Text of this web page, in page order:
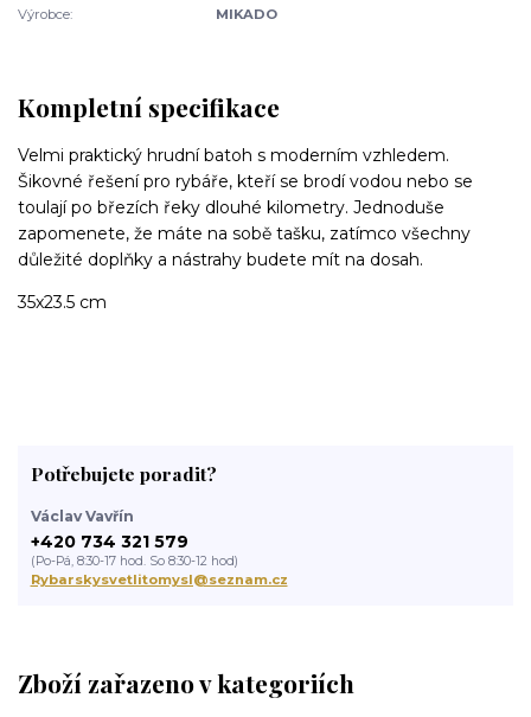
Výrobce:
MIKADO
Kompletní specifikace
Velmi praktický hrudní batoh s moderním vzhledem.
Šikovné řešení pro rybáře, kteří se brodí vodou nebo se
toulají po březích řeky dlouhé kilometry. Jednoduše
zapomenete, že máte na sobě tašku, zatímco všechny
důležité doplňky a nástrahy budete mít na dosah.
35x23.5 cm
Zboží zařazeno v kategoriích
Potřebujete poradit?
Václav Vavřín
+420 734 321 579
(Po-Pá, 8:30-17 hod. So 8:30-12 hod)
Rybarskysvetlitomysl@seznam.cz